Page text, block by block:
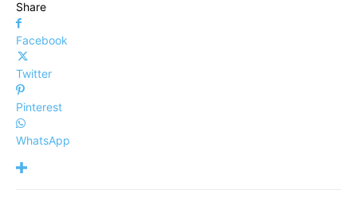
Share
Facebook
Twitter
Pinterest
WhatsApp